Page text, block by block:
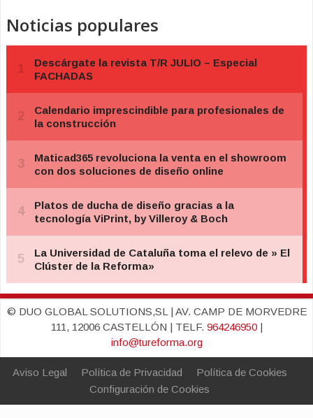
Noticias populares
© DUO GLOBAL SOLUTIONS,SL | AV. CAMP DE MORVEDRE
111, 12006 CASTELLÓN | TELF. 964246950|
info@tureforma.org
Aviso Legal Política de Privacidad
Política de Cookies
Configuración de Cookies